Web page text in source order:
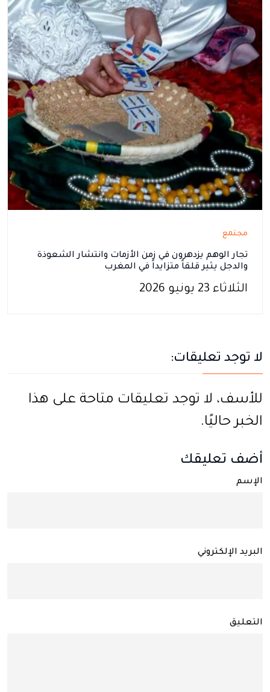
مجتمع
تجار الوهم يزدهرون في زمن الأزمات وانتشار الشعوذة
والدجل يثير قلقاً متزايداً في المغرب
الثلاثاء 23 يونيو 2026
لا توجد تعليقات:
للأسف، لا توجد تعليقات متاحة على هذا
الخبر حاليًا.
أضف تعليقك
الإسم
البريد الإلكتروني
التعليق